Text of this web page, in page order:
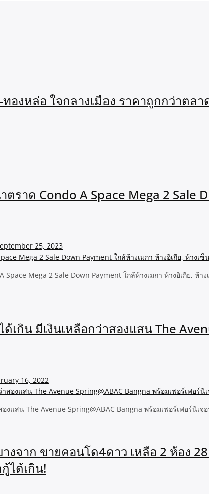
องหล่อ ใจกลางเมือง ราคาถูกกว่าตล
ราด Condo A Space Mega 2 Sale
25, 2023
Mega 2 Sale Down Payment ใกล้ห้างเมกา ห้างอิเกีย,
เกิน มีเงินเหลือกว่าสองแสน The
16, 2022
แสน The Avenue Spring@ABAC Bangna พร้อมเฟอร์เฟอร์นิเจ
จาก ขายคอนโด4ดาว เหลือ 2 ห้อง
ได้เกิน!